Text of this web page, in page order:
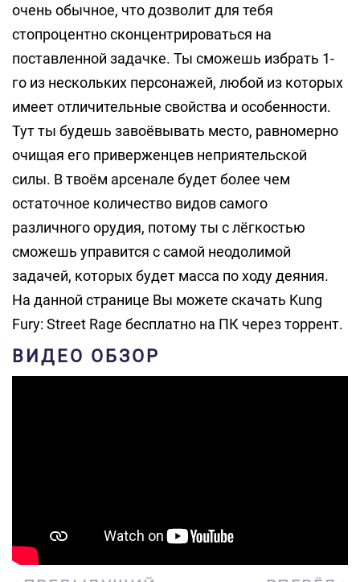
очень обычное, что дозволит для тебя
стопроцентно сконцентрироваться на
поставленной задачке. Ты сможешь избрать 1-
го из нескольких персонажей, любой из которых
имеет отличительные свойства и особенности.
Тут ты будешь завоёвывать место, равномерно
очищая его приверженцев неприятельской
силы. В твоём арсенале будет более чем
остаточное количество видов самого
различного орудия, потому ты с лёгкостью
сможешь управится с самой неодолимой
задачей, которых будет масса по ходу деяния.
На данной странице Вы можете скачать Kung
Fury: Street Rage бесплатно на ПК через торрент.
ВИДЕО ОБЗОР